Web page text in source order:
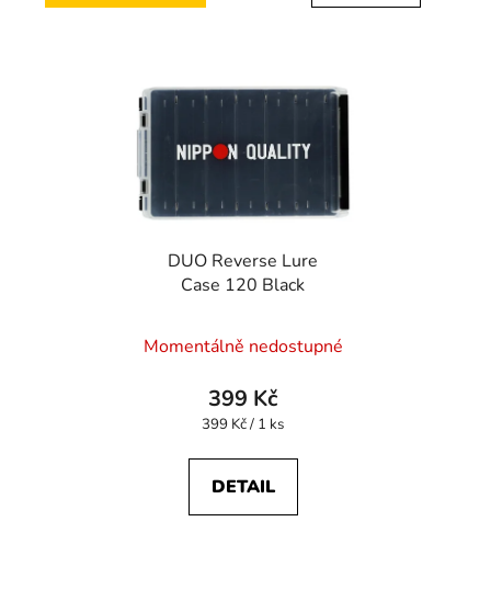
DUO Reverse Lure
Case 120 Black
Momentálně nedostupné
399 Kč
Měrná
399 Kč / 1 ks
DETAIL